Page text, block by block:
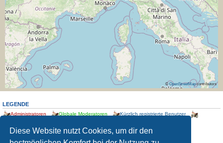
Diese Website nutzt Cookies, um dir den
© OpenStreetMapcontributors
LEGENDE
Administratoren Globale Moderatoren
Kürzlich registrierte Benutzer
STATISTIK